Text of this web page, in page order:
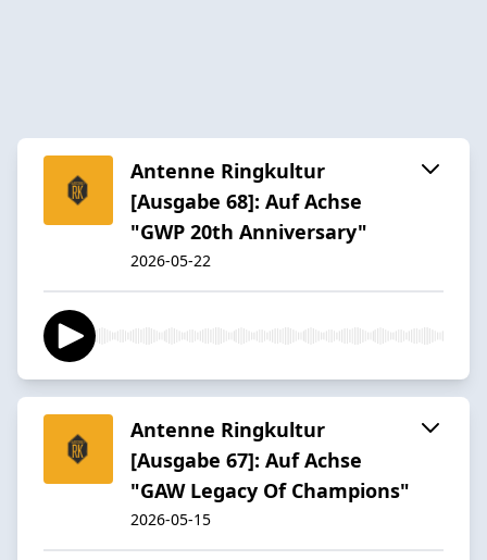
Antenne Ringkultur
[Ausgabe 68]: Auf Achse
"GWP 20th Anniversary"
2026-05-22
Antenne Ringkultur
[Ausgabe 67]: Auf Achse
"GAW Legacy Of Champions"
2026-05-15